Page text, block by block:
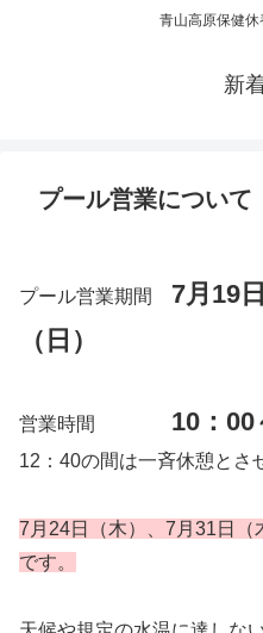
青山高原保健
新
プール営業について
プール営業期間 7月19
（日）
営業時間 10：00
12：40の間は一斉休憩とさ
7月24日（木）、7月31日（
です。